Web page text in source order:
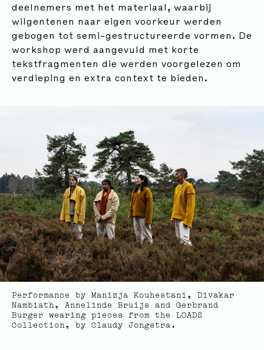
deelnemers met het materiaal, waarbij
wilgentenen naar eigen voorkeur werden
gebogen tot semi-gestructureerde vormen. De
workshop werd aangevuld met korte
tekstfragmenten die werden voorgelezen om
verdieping en extra context te bieden.
Performance by Manizja Kouhestani, Divakar
Nambiath, Annelinde Bruijs and Gerbrand
Burger wearing pieces from the LOADS
Collection, by Claudy Jongstra.